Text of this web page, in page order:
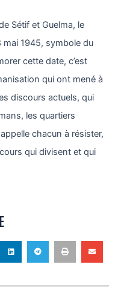
Sétif et Guelma, le
mai 1945, symbole du
cette date, c’est
qui ont mené à
discours actuels, qui
les quartiers
chacun à résister,
qui divisent et qui